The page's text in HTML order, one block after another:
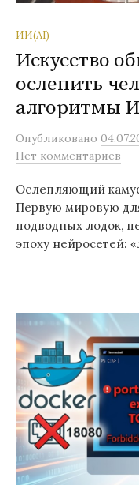
ИИ(AI)
Искусство
ослепить
алгоритмы
Опубликовано
Нет комментариев
Ослепляющий
Первую мировую
подводных лодок,
эпоху нейросетей: